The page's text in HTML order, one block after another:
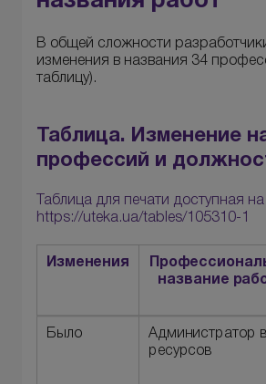
В общей сложности
изменения в названия 34
таблицу).
Таблица. Изменение
профессий и
Таблица для печати доступная
https://uteka.ua/tables/105310-1
Изменения
название
Было Администратор
ресурсов